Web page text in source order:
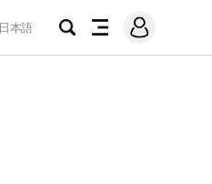
日本語
검
전
메
그